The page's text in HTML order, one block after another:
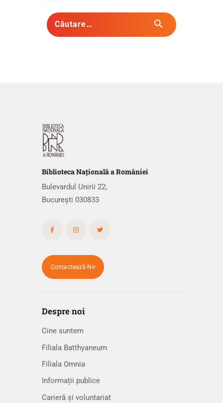
BibliotecaNaționalăa României
Bulevardul Unirii 22,
București 030833
Contactează-Ne
Despre noi
Cine suntem
Filiala Batthyaneum
Filiala Omnia
Informații publice
Carieră și voluntariat